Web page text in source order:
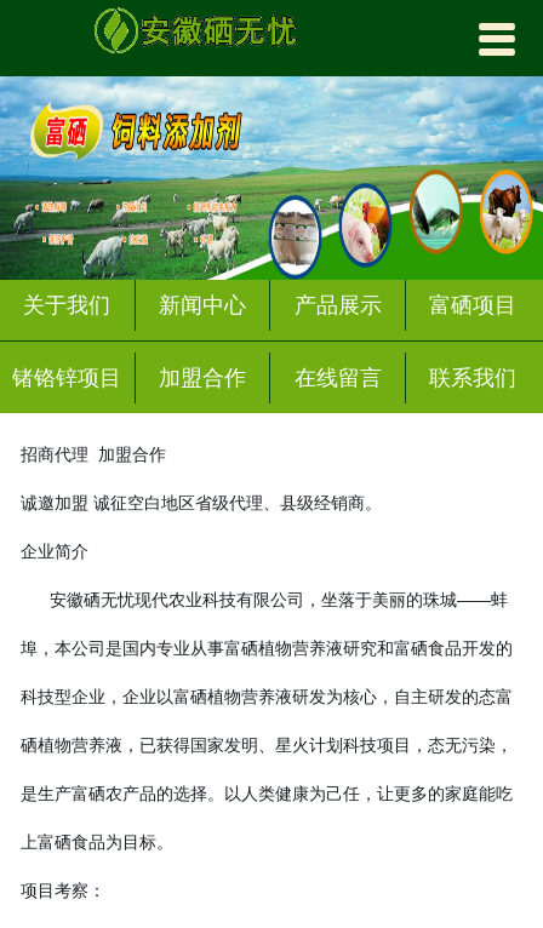
关于我们
产品展示
富硒项目
锗铬锌项目
加盟合作
新闻中心

关于我们 新闻中心 产品展示 富硒项目
锗铬锌项目 加盟合作 在线留言 联系我们
招商代理 加盟合作
诚邀加盟 诚征空白地区省级代理、县级经销商。
企业简介
安徽硒无忧现代农业科技有限公司，坐落于美丽的珠城——蚌
埠，本公司是国内专业从事富硒植物营养液研究和富硒食品开发的
科技型企业，企业以富硒植物营养液研发为核心，自主研发的态富
硒植物营养液，已获得国家发明、星火计划科技项目，态无污染，
是生产富硒农产品的选择。以人类健康为己任，让更多的家庭能吃
上富硒食品为目标。
项目考察：